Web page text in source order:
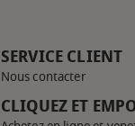
SERVICE CLIENT
Nous contacter
CLIQUEZ ET